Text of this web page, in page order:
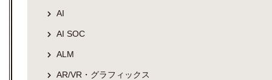
AI
AI SOC
ALM
AR/VR・グラフィックス